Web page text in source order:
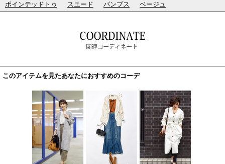
ポインテッドトゥ スエード パンプス ベージュ
このアイテムを見たあなたにおすすめのコーデ